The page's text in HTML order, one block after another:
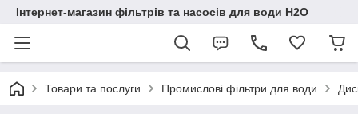
Інтернет-магазин фільтрів та насосів для води H2O
Товари та послуги Промислові фільтри для води